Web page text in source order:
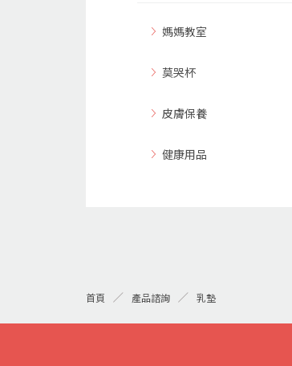
媽媽教室
莫哭杯
皮膚保養
健康用品
首頁 產品諮詢 乳墊